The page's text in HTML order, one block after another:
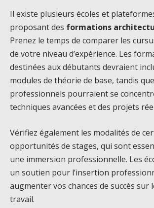
Il existe plusieurs écoles et
proposant des formations
Prenez le temps de comparer les
de votre niveau d’expérience. Les
destinées aux débutants devraient
modules de théorie de base, tandis
professionnels pourraient se
techniques avancées et des projets
Vérifiez également les modalités de
opportunités de stages, qui sont
une immersion professionnelle. Les
un soutien pour l’insertion
augmenter vos chances de succès sur
travail.